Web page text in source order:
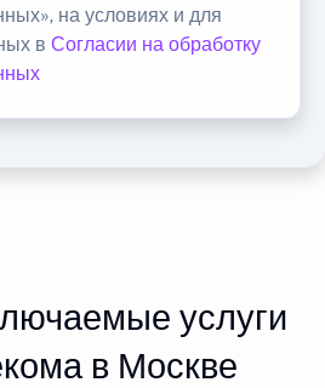
на условиях и для
в Согласии на обработку
услуги
в Москве